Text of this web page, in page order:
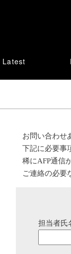
Latest
お問い合わせ
下記に必要事
稀にAFP通信
ご連絡の必要
担当者氏